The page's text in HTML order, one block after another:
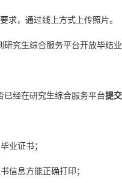
求，通过线上方式上传照片。
究生综合服务平台开放毕结业
已经在研究生综合服务平台提
业证书；
信息方能正确打印；